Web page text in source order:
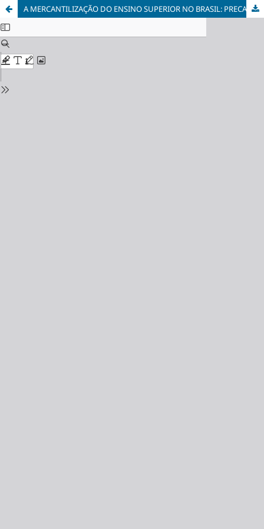
A MERCANTILIZAÇÃO DO ENSINO SUPERIOR NO BRASIL: PRECARIZAÇÃO DO TRABALHO DOCENTE E DESCENTRALIZAÇÃO DA ASSISTÊNCIA ESTUDANTIL